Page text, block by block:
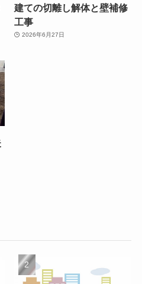
建ての切離し解体と壁補修
工事
2026年6月27日